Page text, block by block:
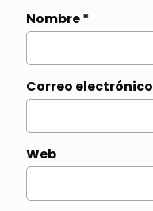
Nombre*
Correo electrónico
Web